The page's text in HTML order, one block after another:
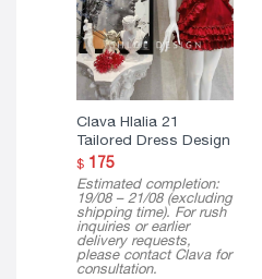
Clava Hlalia 21
Tailored Dress Design
$175
Estimated completion:
19/08 – 21/08 (excluding
shipping time). For rush
inquiries or earlier
delivery requests,
please contact Clava for
consultation.